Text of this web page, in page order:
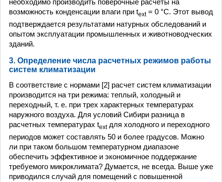
необходимо производить поверочные расчеты на
возможность конденсации влаги при text= 0 °С. Этот вывод
подтверждается результатами натурных обследований и
опытом эксплуатации промышленных и животноводческих
зданий.
3. Определение числа расчетных режимов работы
систем климатизации
В соответствие с нормами [2] расчет систем климатизации
производится на три режима: теплый, холодный и
переходный, т. е. при трех характерных температурах
наружного воздуха. Для условий Сибири разница в
расчетных температурах textдля холодного и переходного
периодов может составлять 50 и более градусов. Можно
ли при таком большом температурном диапазоне
обеспечить эффективное и экономичное поддержание
требуемого микроклимата? Думается, не всегда. Выше уже
приводился случай для помещений с повышенной